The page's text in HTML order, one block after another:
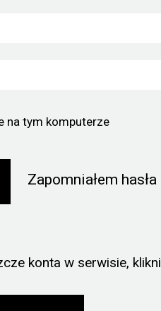
na tym komputerze
Zapomniałem hasła
konta w serwisie,